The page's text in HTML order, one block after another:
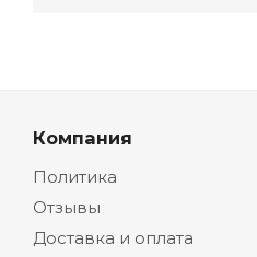
Компания
Политика
Отзывы
Доставка и оплата